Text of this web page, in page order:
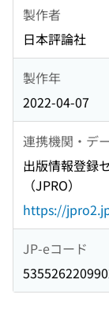
製作者
日本評論社
製作年
2022-04-07
連携機関・デ
出版情報登録
（JPRO）
https://
JP-eコード